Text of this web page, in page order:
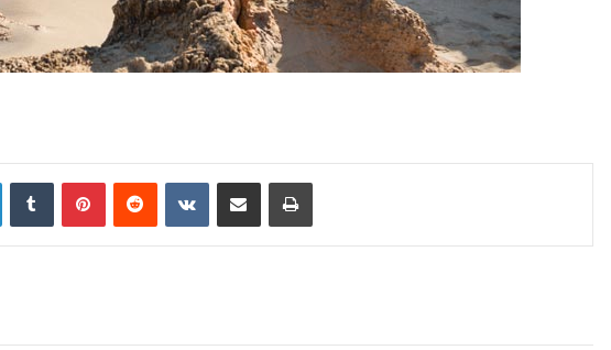
LinkedIn Tumblr Pinterest Reddit VKontakte Share via Email Print